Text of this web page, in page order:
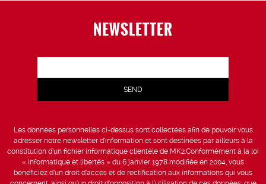
NEWSLETTER
Les données personnelles ci-dessus sont collectées afin de pouvoir vous
adresser notre newsletter d’information et sont destinées par ailleurs à la
constitution d’un fichier informatique clientèle de MK2.Conformément à la loi
« informatique et libertés » du 6 janvier 1978 modifiée en 2004, vous
bénéficiez d’un droit d’accès et de rectification aux informations qui vous